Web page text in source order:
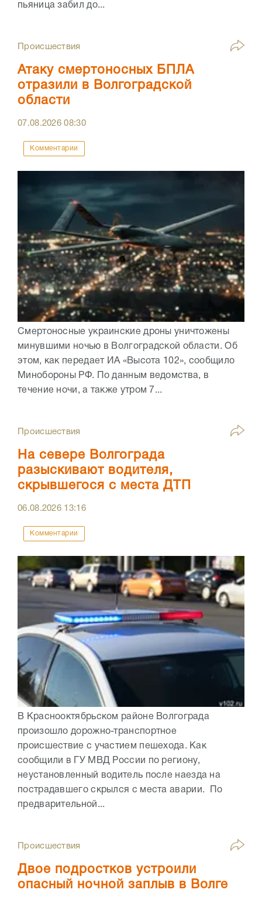
пьяница забил до...
Происшествия
Атаку смертоносных БПЛА
отразили в Волгоградской
области
07.08.202608:30
Комментарии
Смертоносные украинские дроны уничтожены
минувшими ночью в Волгоградской области. Об
этом, как передает ИА «Высота 102», сообщило
Минобороны РФ. По данным ведомства, в
течение ночи, а также утром 7...
Происшествия
На севере Волгограда
разыскивают водителя,
скрывшегося с места ДТП
06.08.2026 13:16
Комментарии
В Краснооктябрьском районе Волгограда
произошло дорожно-транспортное
происшествие с участием пешехода. Как
сообщили в ГУ МВД России по региону,
неустановленный водитель после наезда на
пострадавшего скрылся с места аварии. По
предварительной...
Происшествия
Двое подростков устроили
опасный ночной заплыв в Волге